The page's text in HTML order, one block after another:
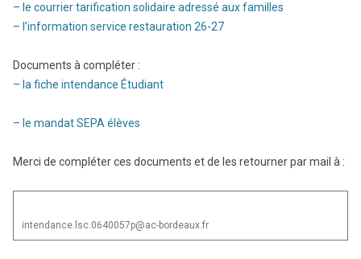
– le courrier tarification solidaire adressé aux familles
– l’information service restauration 26-27
Documents à compléter :
– la fiche intendance Étudiant
– le mandat SEPA élèves
Merci de compléter ces documents et de les retourner par mail à :
intendance.lsc.0640057p@ac-bordeaux.fr